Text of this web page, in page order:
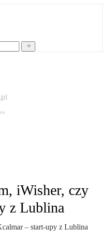
iWisher, czy
z Lublina
– start-upy z Lublina